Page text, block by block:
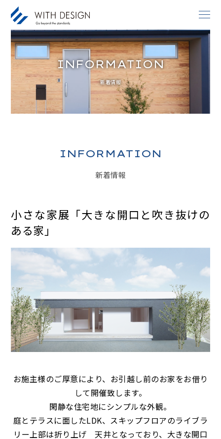
お知らせ / INFORMATION
人生設計 / LIFE PLAN
ご挨拶・会社概要 / ABOUT
INFORMATION
新着情報
INFORMATION
新着情報
小さな家展「大きな開口と吹き抜けの
ある家」
お施主様のご厚意により、お引越し前のお家をお借り
して開催致します。
閑静な住宅地にシンプルな外観。
庭とテラスに面したLDK、スキップフロアのライブラ
リー上部は折り上げ 天井となっており、大きな開口